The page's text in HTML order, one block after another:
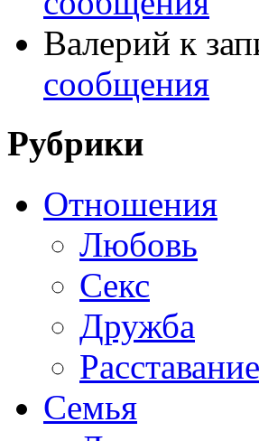
Валерий к
сообщения
Рубрики
Отношения
Любовь
Секс
Дружба
Расставание
Семья